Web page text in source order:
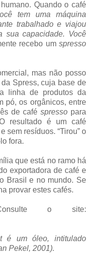
Quando o café
tem uma máquina
trabalhado e viajou
sua capacidade. Você
recebo um spresso
mas não posso
Spress, cuja base de
linha de produtos da
pó, os orgânicos, entre
de café spresso para
resultado é um café
sem resíduos. “Tirou” o
fora.
que está no ramo há
exportadora de café e
Brasil e no mundo. Se
provar estes cafés.
o site:
é um óleo, intitulado
Pekel, 2001).